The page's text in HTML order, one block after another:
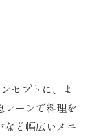
セプトに、よ
レーンで料理を
など幅広いメニ